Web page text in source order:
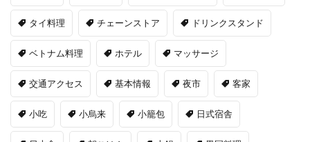
タイ料理 チェーンストア ドリンクスタンド
ベトナム料理 ホテル マッサージ
交通アクセス 基本情報 夜市 客家
小吃 小烏来 小籠包 日式宿舎